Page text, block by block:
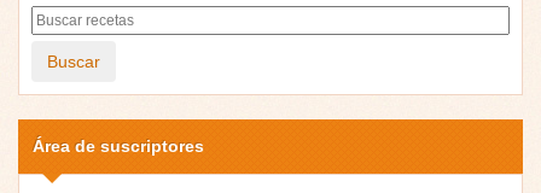
Buscar
Área de suscriptores